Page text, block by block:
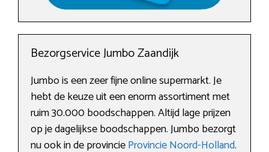
Bezorgservice Jumbo Zaandijk
Jumbo is een zeer fijne online supermarkt. Je
hebt de keuze uit een enorm assortiment met
ruim 30.000 boodschappen. Altijd lage prijzen
op je dagelijkse boodschappen. Jumbo bezorgt
nu ook in de provincieProvincie Noord-Holland.